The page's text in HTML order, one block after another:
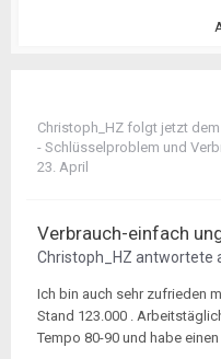
Christoph_HZ folgt jetzt dem
- Schlüsselproblem und
23. April
Verbrauch-einfach
Christoph_HZ antwortete
Ich bin auch sehr zufrieden
Stand 123.000 .
Tempo 80-90 und habe